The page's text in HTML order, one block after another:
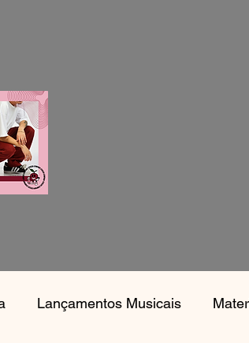
Lançamentos Musicais